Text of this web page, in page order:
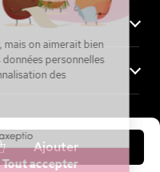
Ajouter
plus tard avec
de
mais on aimerait bien
Les données personnelles
des
Tout accepter